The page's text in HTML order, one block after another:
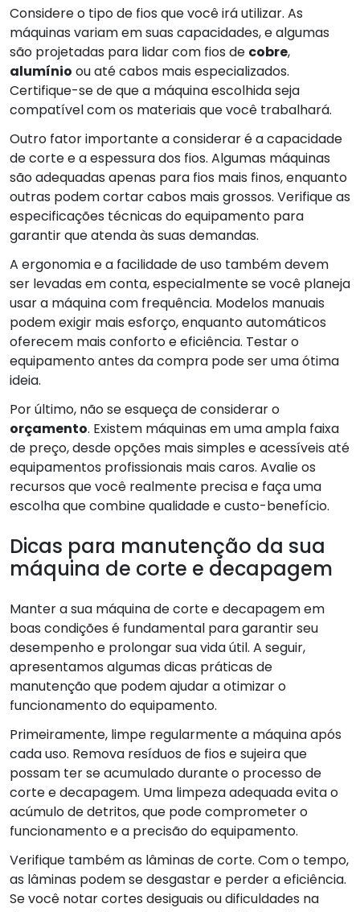
Considere o tipo de fios que você irá utilizar. As
máquinas variam em suas capacidades, e algumas
são projetadas para lidar com fios de cobre,
alumínio ou até cabos mais especializados.
Certifique-se de que a máquina escolhida seja
compatível com os materiais que você trabalhará.
Outro fator importante a considerar é a capacidade
de corte e a espessura dos fios. Algumas máquinas
são adequadas apenas para fios mais finos, enquanto
outras podem cortar cabos mais grossos. Verifique as
especificações técnicas do equipamento para
garantir que atenda às suas demandas.
A ergonomia e a facilidade de uso também devem
ser levadas em conta, especialmente se você planeja
usar a máquina com frequência. Modelos manuais
podem exigir mais esforço, enquanto automáticos
oferecem mais conforto e eficiência. Testar o
equipamento antes da compra pode ser uma ótima
ideia.
Por último, não se esqueça de considerar o
orçamento. Existem máquinas em uma ampla faixa
de preço, desde opções mais simples e acessíveis até
equipamentos profissionais mais caros. Avalie os
recursos que você realmente precisa e faça uma
escolha que combine qualidade e custo-benefício.
Dicas para manutenção da sua
máquina de corte e decapagem
Manter a sua máquina de corte e decapagem em
boas condições é fundamental para garantir seu
desempenho e prolongar sua vida útil. A seguir,
apresentamos algumas dicas práticas de
manutenção que podem ajudar a otimizar o
funcionamento do equipamento.
Primeiramente, limpe regularmente a máquina após
cada uso. Remova resíduos de fios e sujeira que
possam ter se acumulado durante o processo de
corte e decapagem. Uma limpeza adequada evita o
acúmulo de detritos, que pode comprometer o
funcionamento e a precisão do equipamento.
Verifique também as lâminas de corte. Com o tempo,
as lâminas podem se desgastar e perder a eficiência.
Se você notar cortes desiguais ou dificuldades na